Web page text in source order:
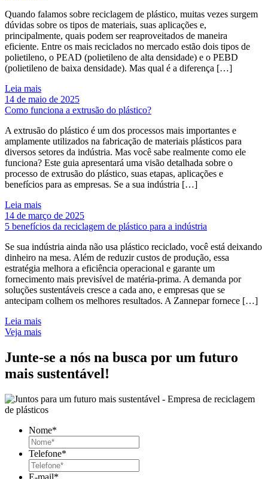
Quando falamos sobre reciclagem de plástico, muitas vezes surgem
dúvidas sobre os tipos de materiais, suas aplicações e,
principalmente, quais podem ser reaproveitados de maneira
eficiente. Entre os mais reciclados no mercado estão dois tipos de
polietileno, o PEAD (polietileno de alta densidade) e o PEBD
(polietileno de baixa densidade). Mas qual é a diferença […]
Leia mais
14 de maio de 2025
Como funciona a extrusão do plástico?
A extrusão do plástico é um dos processos mais importantes e
amplamente utilizados na fabricação de materiais plásticos para
diversos setores da indústria. Mas você sabe realmente como ele
funciona? Este guia apresentará uma visão detalhada sobre o
processo de extrusão do plástico, suas etapas, aplicações e
benefícios para as empresas. Se a sua indústria […]
Leia mais
14 de março de 2025
5 benefícios da reciclagem de plástico para a indústria
Se sua indústria ainda não usa plástico reciclado, você está deixando
dinheiro na mesa. Além de reduzir custos de produção, essa
estratégia melhora a eficiência operacional e garante um
fornecimento mais previsível de matéria-prima. A demanda por
soluções sustentáveis cresce a cada ano, e empresas que se
antecipam colhem os melhores resultados. A Zannepar fornece […]
Leia mais
Veja mais
Junte-se a nós na busca por um futuro
mais sustentável!
Nome*
Telefone*